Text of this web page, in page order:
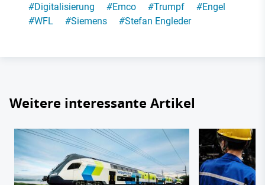
#Digitalisierung #Emco #Trumpf #Engel
#WFL #Siemens #Stefan Engleder
Weitere interessante Artikel